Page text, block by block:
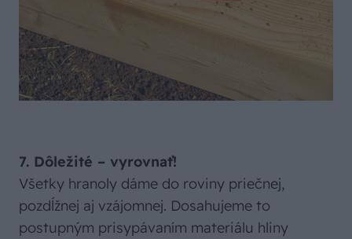
7. Dôležité – vyrovnať!
Všetky hranoly dáme do roviny priečnej,
pozdĺžnej aj vzájomnej. Dosahujeme to
postupným prisypávaním materiálu hliny